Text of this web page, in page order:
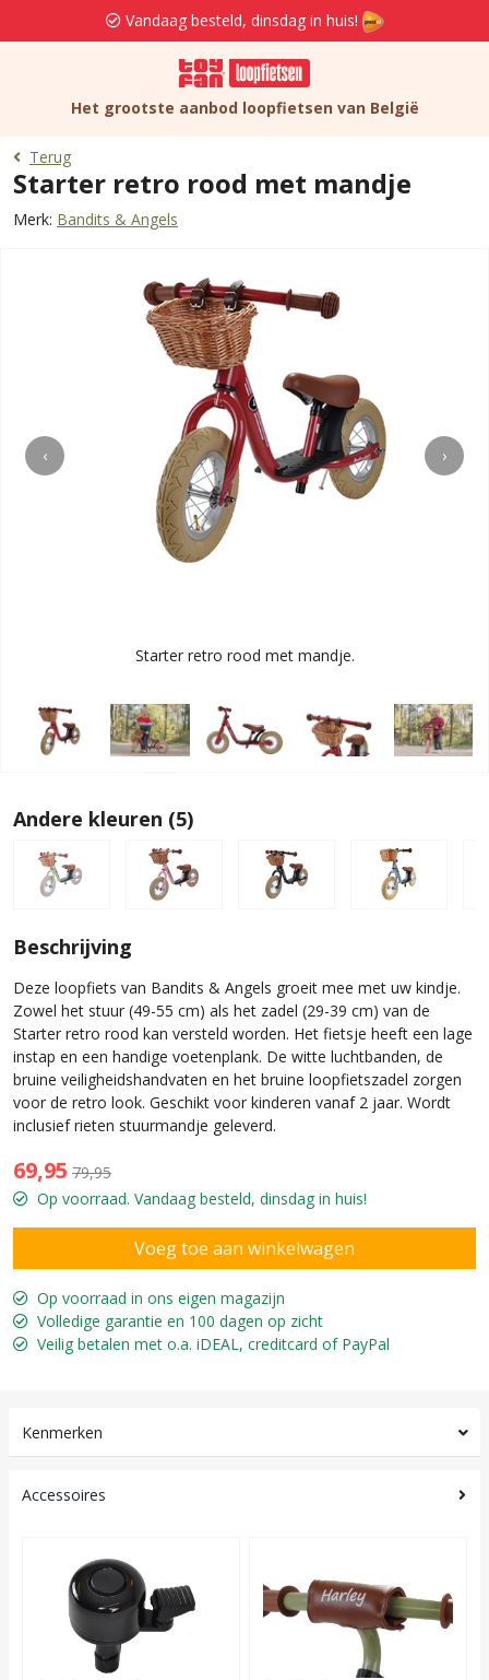
Vandaag besteld, dinsdag in huis!
Het grootste aanbod loopfietsen van België
Terug
Starter retro rood met mandje
Merk: Bandits & Angels
‹ ›
Starter retro rood met mandje.
Andere kleuren (5)
Beschrijving
Deze loopfiets van Bandits & Angels groeit mee met uw kindje.
Zowel het stuur (49-55 cm) als het zadel (29-39 cm) van de
Starter retro rood kan versteld worden. Het fietsje heeft een lage
instap en een handige voetenplank. De witte luchtbanden, de
bruine veiligheidshandvaten en het bruine loopfietszadel zorgen
voor de retro look. Geschikt voor kinderen vanaf 2 jaar. Wordt
inclusief rieten stuurmandje geleverd.
69,95 79,95
Op voorraad. Vandaag besteld, dinsdag in huis!
Op voorraad in ons eigen magazijn
Volledige garantie en 100 dagen op zicht
Veilig betalen met o.a. iDEAL, creditcard of PayPal
Kenmerken
Accessoires